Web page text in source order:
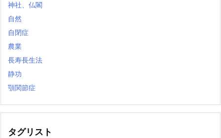
神社、仏閣
自然
自閉症
農業
長寿長生法
静功
顎関節症
タグリスト